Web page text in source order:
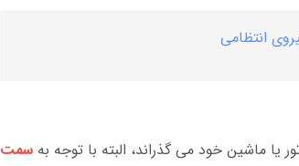
انتظامی
یا ماشین خود می گذراند، البته با توجه به سمت